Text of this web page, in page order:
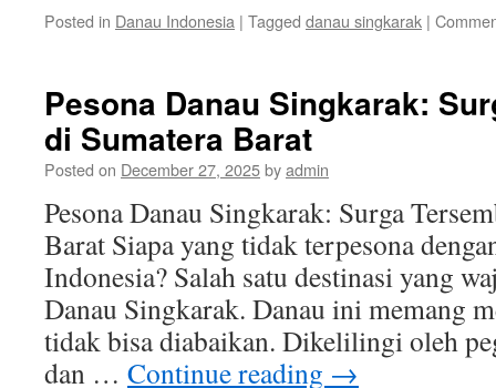
Posted in Danau Indonesia | Tagged danau singkarak |
Pesona Danau Singkarak:
di Sumatera Barat
Posted on December 27, 2025byadmin
Pesona Danau Singkarak: Surga
Barat Siapa yang tidak terpesona
Indonesia? Salah satu destinasi yang
Danau Singkarak. Danau ini memang
tidak bisa diabaikan. Dikelilingi oleh
dan … Continue reading →